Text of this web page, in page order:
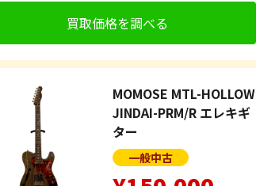
買取価格を調べる
MOMOSE MTL-HOLLOW
JINDAI-PRM/R エレキギ
ター
一般中古